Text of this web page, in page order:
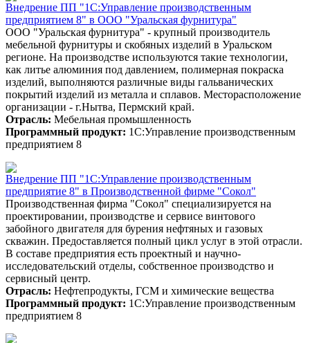
Внедрение ПП "1С:Управление производственным
предприятием 8" в ООО "Уральская фурнитура"
ООО "Уральская фурнитура" - крупный производитель
мебельной фурнитуры и скобяных изделий в Уральском
регионе. На производстве используются такие технологии,
как литье алюминия под давлением, полимерная покраска
изделий, выполняются различные виды гальванических
покрытий изделий из металла и сплавов. Месторасположение
организации - г.Нытва, Пермский край.
Отрасль: Мебельная промышленность
Программный продукт: 1С:Управление производственным
предприятием 8
Внедрение ПП "1С:Управление производственным
предприятие 8" в Производственной фирме "Сокол"
Производственная фирма "Сокол" специализируется на
проектировании, производстве и сервисе винтового
забойного двигателя для бурения нефтяных и газовых
скважин. Предоставляется полный цикл услуг в этой отрасли.
В составе предприятия есть проектный и научно-
исследовательский отделы, собственное производство и
сервисный центр.
Отрасль: Нефтепродукты, ГСМ и химические вещества
Программный продукт: 1С:Управление производственным
предприятием 8